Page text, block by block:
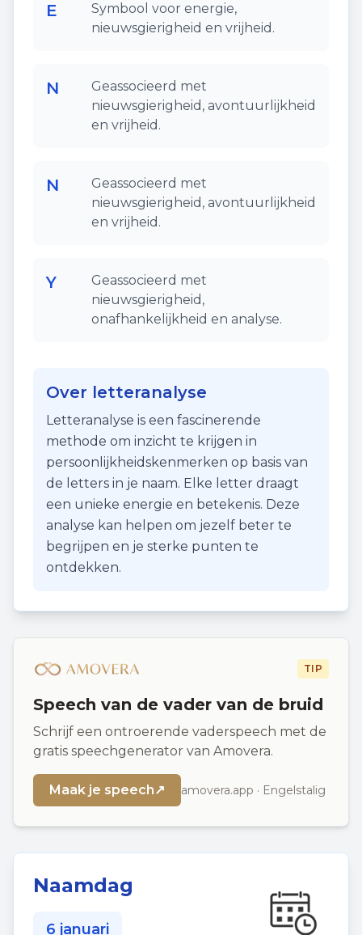
E
Symbool voor energie,
nieuwsgierigheid en vrijheid.
N
Geassocieerd met
nieuwsgierigheid, avontuurlijkheid
en vrijheid.
N
Geassocieerd met
nieuwsgierigheid, avontuurlijkheid
en vrijheid.
Y
Geassocieerd met
nieuwsgierigheid,
onafhankelijkheid en analyse.
Over letteranalyse
Letteranalyse is een fascinerende
methode om inzicht te krijgen in
persoonlijkheidskenmerken op basis van
de letters in je naam. Elke letter draagt
een unieke energie en betekenis. Deze
analyse kan helpen om jezelf beter te
begrijpen en je sterke punten te
ontdekken.
TIP
Speech van de vader van de bruid
Schrijf een ontroerende vaderspeech met de
gratis speechgenerator van Amovera.
Maak je speech↗ amovera.app · Engelstalig
Naamdag
6 januari